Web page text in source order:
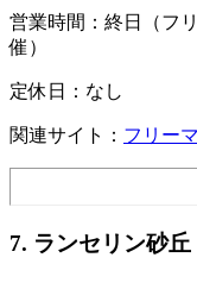
営業時間：終日（フ
催）
定休日：なし
関連サイト： フリー
7. ランセリン砂丘